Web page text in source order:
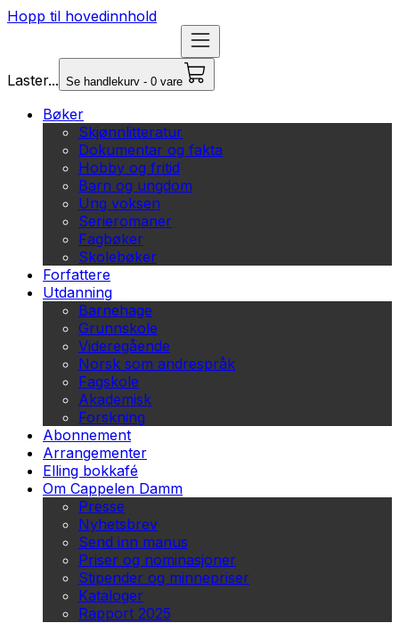
Hopp til hovedinnhold
Laster... Se handlekurv - 0 vare
Bøker
Skjønnlitteratur
Dokumentar og fakta
Hobby og fritid
Barn og ungdom
Ung voksen
Serieromaner
Fagbøker
Skolebøker
Forfattere
Utdanning
Barnehage
Grunnskole
Videregående
Norsk som andrespråk
Fagskole
Akademisk
Forskning
Abonnement
Arrangementer
Elling bokkafé
Om Cappelen Damm
Presse
Nyhetsbrev
Send inn manus
Priser og nominasjoner
Stipender og minnepriser
Kataloger
Rapport 2025